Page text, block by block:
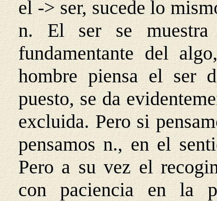
el -> ser, sucede lo
n. El ser se
fundamentante del
hombre piensa el ser
puesto, se da
excluida. Pero si
pensamos n., en el
Pero a su vez el
con paciencia en la